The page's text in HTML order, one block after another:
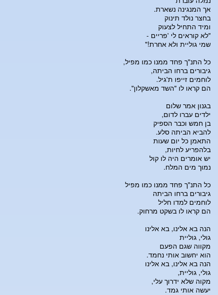
אך המנגינה נשארת.
בחצר נולד תינוק
ומיד התחיל לצעוק
"לא קוראים לי 'פריים -
שמי גוליית ולא אחרת!"
כל התנ"ך פחד ממנו כמו מפיל,
גיבורים ברחו הביתה,
לוחמים זייפו ת'גיל.
הם קראו לו "השד מאשקלון".
בגנון אמר שלום
ילדים עברו לדום,
בן חמש וכבר הספיק
להביא הביתה סלע.
התאמן כל יום שעות
בלהפריע לחיות,
יש אומרים היה לו קול
נמוך מים המלח.
כל התנ"ך פחד ממנו כמו מפיל
גיבורים ברחו הביתה
לוחמים למדו חליל
הם קראו לו בשקט מרחוק.
הנה בא אלינו, בא אלינו
גולי, גוליית
מקווה שגם הפעם
הוא יחשוב אותי נחמד.
הנה בא אלינו, בא אלינו
גולי, גוליית,
מקוה שלא ידרוך עלי,
יעשה אותי גמד.